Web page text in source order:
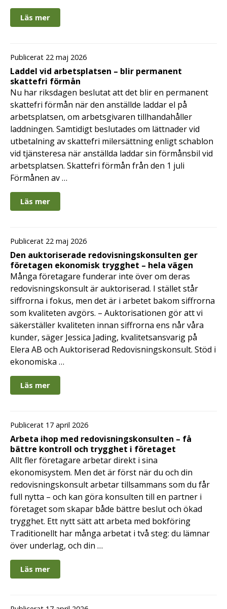
Läs mer
Publicerat 22 maj 2026
Laddel vid arbetsplatsen – blir permanent
skattefri förmån
Nu har riksdagen beslutat att det blir en permanent
skattefri förmån när den anställde laddar el på
arbetsplatsen, om arbetsgivaren tillhandahåller
laddningen. Samtidigt beslutades om lättnader vid
utbetalning av skattefri milersättning enligt schablon
vid tjänsteresa när anställda laddar sin förmånsbil vid
arbetsplatsen. Skattefri förmån från den 1 juli
Förmånen av …
Läs mer
Publicerat 22 maj 2026
Den auktoriserade redovisningskonsulten ger
företagen ekonomisk trygghet – hela vägen
Många företagare funderar inte över om deras
redovisningskonsult är auktoriserad. I stället står
siffrorna i fokus, men det är i arbetet bakom siffrorna
som kvaliteten avgörs. – Auktorisationen gör att vi
säkerställer kvaliteten innan siffrorna ens når våra
kunder, säger Jessica Jading, kvalitetsansvarig på
Elera AB och Auktoriserad Redovisningskonsult. Stöd i
ekonomiska …
Läs mer
Publicerat 17 april 2026
Arbeta ihop med redovisningskonsulten – få
bättre kontroll och trygghet i företaget
Allt fler företagare arbetar direkt i sina
ekonomisystem. Men det är först när du och din
redovisningskonsult arbetar tillsammans som du får
full nytta – och kan göra konsulten till en partner i
företaget som skapar både bättre beslut och ökad
trygghet. Ett nytt sätt att arbeta med bokföring
Traditionellt har många arbetat i två steg: du lämnar
över underlag, och din …
Läs mer